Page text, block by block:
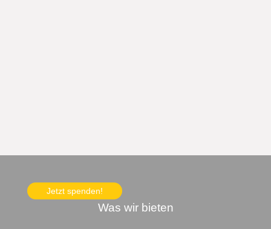
Jetzt spenden!
Was wir bieten